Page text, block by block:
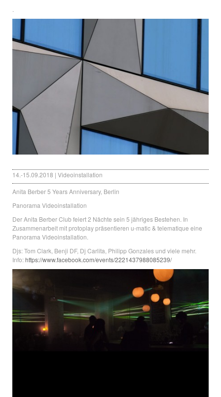
14.-15.09.2018 | Videoinstallation
Anita Berber 5 Years Anniversary, Berlin
Panorama Videoinstallation
Der Anita Berber Club feiert 2 Nächte sein 5 jähriges Bestehen. In
Zusammenarbeit mit protoplay präsentieren u-matic & telematique eine
Panorama Videoinstallation.
Djs: Tom Clark, Benji DF, Dj Carlita, Philipp Gonzales und viele mehr.
Info:https://www.facebook.com/events/2221437988085239/